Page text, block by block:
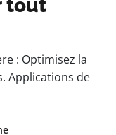
tout
: Optimisez la
Applications de